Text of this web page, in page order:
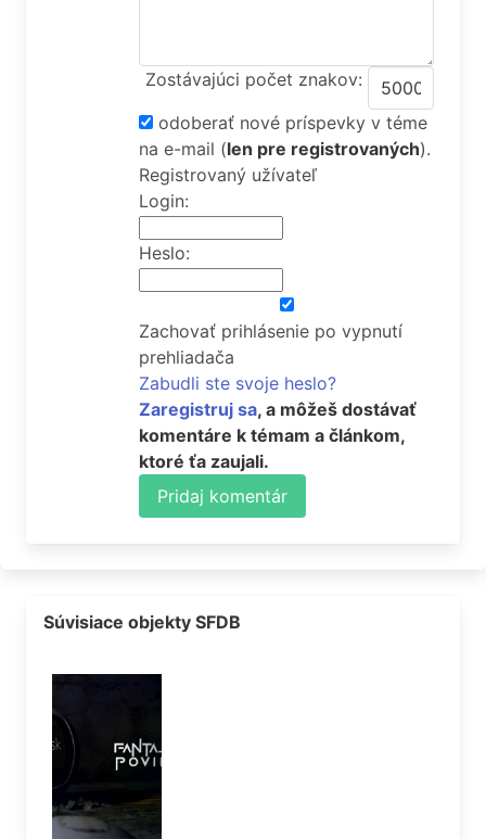
Zostávajúci počet znakov:
odoberať nové príspevky v téme
na e-mail (len pre registrovaných).
Registrovaný užívateľ
Login:
Heslo:
Zachovať prihlásenie po vypnutí
prehliadača
Zabudli ste svoje heslo?
Zaregistruj sa, a môžeš dostávať
komentáre k témam a článkom,
ktoré ťa zaujali.
Pridaj komentár
Súvisiace objekty SFDB